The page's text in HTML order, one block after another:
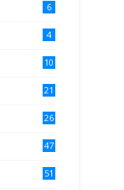
6
4
10
21
26
47
51